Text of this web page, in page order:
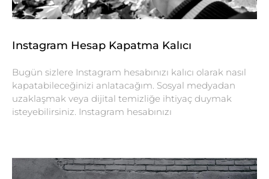
Instagram Hesap Kapatma Kalıcı
Bugün sizlere Instagram hesabınızı kalıcı olarak nasıl
kapatabileceğinizi anlatacağım. Sosyal medyadan
uzaklaşmak veya dijital temizliğe ihtiyaç duymak
isteyebilirsiniz. Instagram hesabınızı